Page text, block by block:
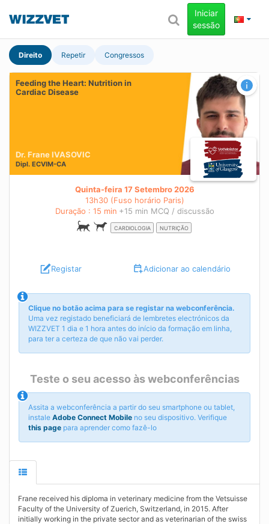
Iniciar
sessão
Direito Repetir Congressos
Feeding the Heart: Nutrition in
Cardiac Disease
Dr. Frane IVASOVIC
Dipl. ECVIM-CA
Quinta-feira 17 Setembro 2026
13h30 (Fuso horário Paris)
Duração : 15 min +15 min MCQ / discussão
CARDIOLOGIA NUTRIÇÃO
Registar Adicionar ao calendário
Clique no botão acima para se registar na webconferência.
Uma vez registado beneficiará de lembretes electrónicos da
WIZZVET 1 dia e 1 hora antes do início da formação em linha,
para ter a certeza de que não vai perder.
Teste o seu acesso às webconferências
Assita a webconferência a partir do seu smartphone ou tablet,
instale Adobe Connect Mobile no seu dispositivo. Verifique
this page para aprender como fazê-lo
Frane received his diploma in veterinary medicine from the Vetsuisse
Faculty of the University of Zuerich, Switzerland, in 2015. After
initially working in the private sector and as veterinarian of the swiss